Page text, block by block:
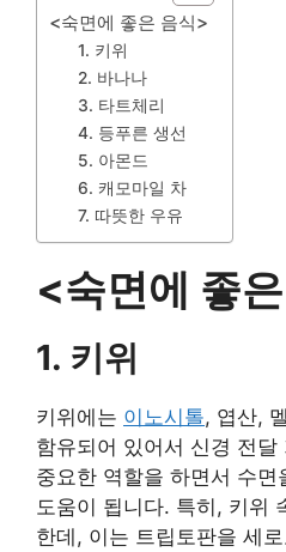
<숙면에 좋은 음식>
1. 키위
2. 바나나
3. 타트체리
4. 등푸른 생선
5. 아몬드
6. 캐모마일 차
7. 따뜻한 우유
<숙면에 좋
1. 키위
키위에는 이노시톨, 엽산,
함유되어 있어서 신경 전달
중요한 역할을 하면서 수면
도움이 됩니다. 특히, 키위
한데, 이는 트립토판을 세